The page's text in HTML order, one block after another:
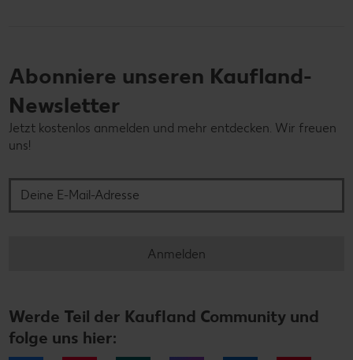
Abonniere unseren Kaufland-
Newsletter
Jetzt kostenlos anmelden und mehr entdecken. Wir freuen
uns!
Anmelden
Werde Teil der Kaufland Community und
folge uns hier: